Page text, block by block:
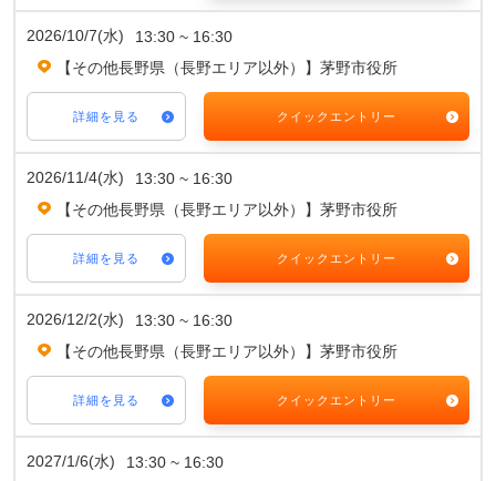
2026/10/7(水)
13:30 ~ 16:30
【その他長野県（長野エリア以外）】茅野市役所
詳細を見る クイックエントリー
2026/11/4(水)
13:30 ~ 16:30
【その他長野県（長野エリア以外）】茅野市役所
詳細を見る クイックエントリー
2026/12/2(水)
13:30 ~ 16:30
【その他長野県（長野エリア以外）】茅野市役所
詳細を見る クイックエントリー
2027/1/6(水)
13:30 ~ 16:30